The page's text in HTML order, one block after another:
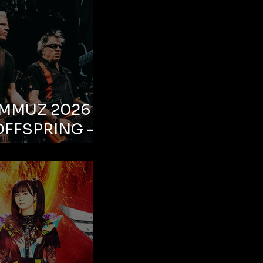
2026 –
–
Life Park